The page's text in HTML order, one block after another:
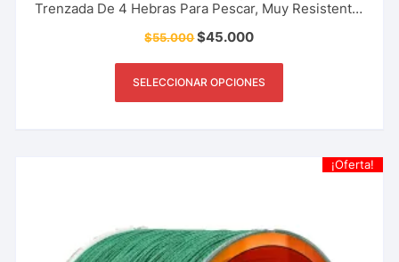
Trenzada De 4 Hebras Para Pescar, Muy Resistente.
$55.000$45.000
SELECCIONAR OPCIONES
¡Oferta!